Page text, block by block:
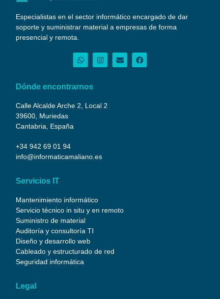
Especialistas en el sector informático encargado de dar
soporte y suministrar material a empresas de forma
presencial y remota.
Dónde encontrarnos
Calle Alcalde Arche 2, Local 2
39600, Muriedas
Cantabria, España
+34 942 69 01 94
info@informaticamaliano.es
Servicios IT
Mantenimiento informático
Servicio técnico in situ y en remoto
Suministro de material
Auditoría y consultoría TI
Diseño y desarrollo web
Cableado y estructurado de red
Seguridad informática
Legal